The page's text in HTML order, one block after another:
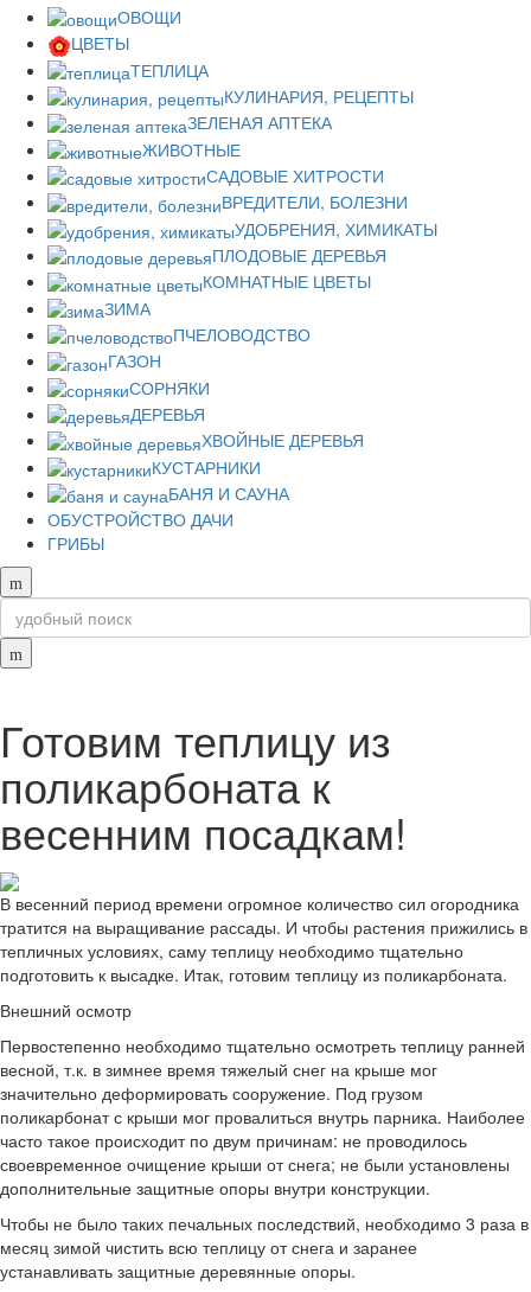
ОВОЩИ
ЦВЕТЫ
ТЕПЛИЦА
КУЛИНАРИЯ, РЕЦЕПТЫ
ЗЕЛЕНАЯ АПТЕКА
ЖИВОТНЫЕ
САДОВЫЕ ХИТРОСТИ
ВРЕДИТЕЛИ, БОЛЕЗНИ
УДОБРЕНИЯ, ХИМИКАТЫ
ПЛОДОВЫЕ ДЕРЕВЬЯ
КОМНАТНЫЕ ЦВЕТЫ
ЗИМА
ПЧЕЛОВОДСТВО
ГАЗОН
СОРНЯКИ
ДЕРЕВЬЯ
ХВОЙНЫЕ ДЕРЕВЬЯ
КУСТАРНИКИ
БАНЯ И САУНА
ОБУСТРОЙСТВО ДАЧИ
ГРИБЫ
Готовим теплицу из
поликарбоната к
весенним посадкам!
В весенний период времени огромное количество сил огородника
тратится на выращивание рассады. И чтобы растения прижились в
тепличных условиях, саму теплицу необходимо тщательно
подготовить к высадке. Итак, готовим теплицу из поликарбоната.
Внешний осмотр
Первостепенно необходимо тщательно осмотреть теплицу ранней
весной, т.к. в зимнее время тяжелый снег на крыше мог
значительно деформировать сооружение. Под грузом
поликарбонат с крыши мог провалиться внутрь парника. Наиболее
часто такое происходит по двум причинам: не проводилось
своевременное очищение крыши от снега; не были установлены
дополнительные защитные опоры внутри конструкции.
Чтобы не было таких печальных последствий, необходимо 3 раза в
месяц зимой чистить всю теплицу от снега и заранее
устанавливать защитные деревянные опоры.